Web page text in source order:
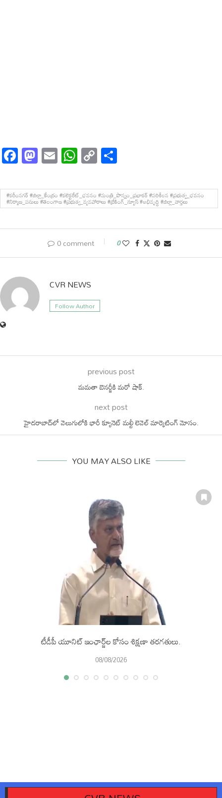
Facebook
Mastodon
EmailWhatsApp
Copy
Link
#కరీంనగర్ #జిల్లా_కేంద్రం #కలెక్టరేట్_భవనం #మంత్రి_పొన్నం_ప్రభాకర్ #పరిశీలన #ప్రభుత్వ_భవనం
#నిర్మాణ_పనులు #తెలంగాణ #ప్రభుత్వ_వ్యవహారాలు #బ్రేకింగ్_న్యూస్ #అభివృద్ధి #జిల్లా_వార్తలు
0 comment 0
CVR NEWS
Follow Author
previous post
మమతా బెనర్జీకి మరో షాక్.
next post
హైదరాబాద్‌లో వెలుగులోకి భారీ క్యూనెట్ మల్టీ లెవెల్ మార్కెటింగ్ మోసం.
YOU MAY ALSO LIKE
టీడీపీ యూనిట్ ఇంఛార్జ్‌ల కోసం శిక్షణా తరగతులు.
08/08/2026